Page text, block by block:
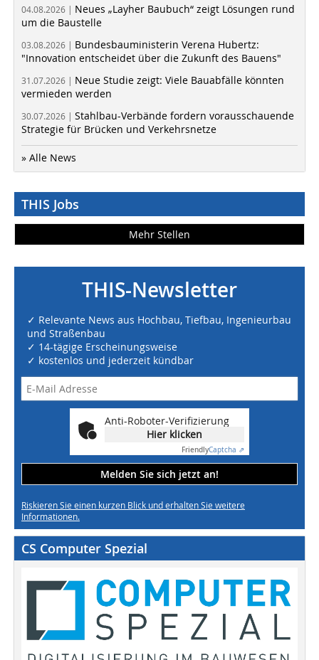
04.08.2026 | Neues „Layher Baubuch“ zeigt Lösungen rund
um die Baustelle
03.08.2026 | Bundesbauministerin Verena Hubertz:
"Innovation entscheidet über die Zukunft des Bauens"
31.07.2026 | Neue Studie zeigt: Viele Bauabfälle könnten
vermieden werden
30.07.2026 | Stahlbau-Verbände fordern vorausschauende
Strategie für Brücken und Verkehrsnetze
» Alle News
THIS Jobs
Mehr Stellen
THIS-Newsletter
✓ Relevante News aus Hochbau, Tiefbau, Ingenieurbau
und Straßenbau
✓ 14-tägige Erscheinungsweise
✓ kostenlos und jederzeit kündbar
Anti-Roboter-Verifizierung
Hier klicken
FriendlyCaptcha ⇗
Melden Sie sich jetzt an!
Riskieren Sie einen kurzen Blick und erhalten Sie weitere
Informationen.
CS Computer Spezial